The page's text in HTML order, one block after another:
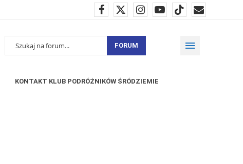
FORUM
KONTAKT KLUB PODRÓŻNIKÓW ŚRÓDZIEMIE